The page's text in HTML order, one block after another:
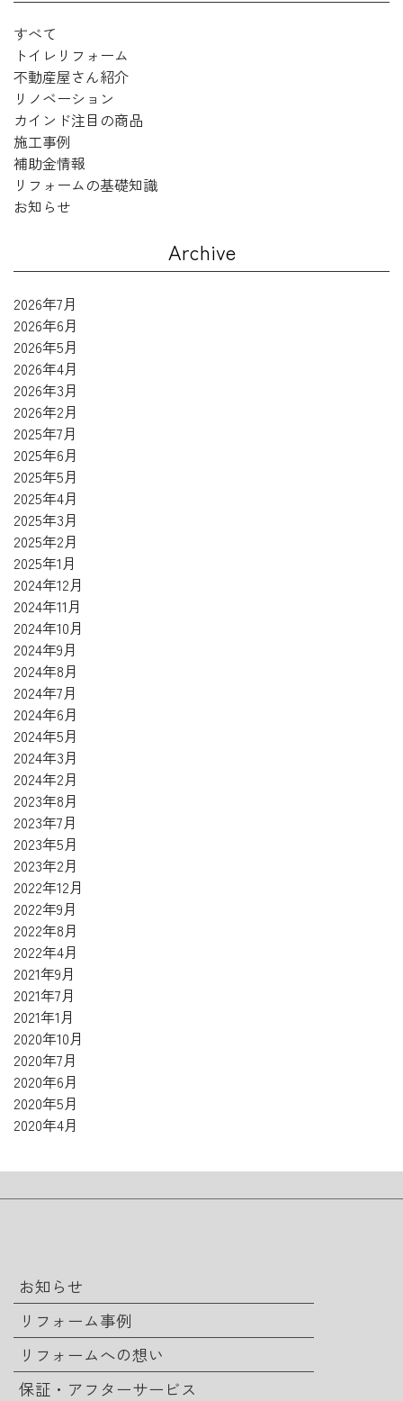
すべて
トイレリフォーム
不動産屋さん紹介
リノベーション
カインド注目の商品
施工事例
補助金情報
リフォームの基礎知識
お知らせ
Archive
2026年7月
2026年6月
2026年5月
2026年4月
2026年3月
2026年2月
2025年7月
2025年6月
2025年5月
2025年4月
2025年3月
2025年2月
2025年1月
2024年12月
2024年11月
2024年10月
2024年9月
2024年8月
2024年7月
2024年6月
2024年5月
2024年3月
2024年2月
2023年8月
2023年7月
2023年5月
2023年2月
2022年12月
2022年9月
2022年8月
2022年4月
2021年9月
2021年7月
2021年1月
2020年10月
2020年7月
2020年6月
2020年5月
2020年4月
お知らせ
リフォーム事例
リフォームへの想い
保証・アフターサービス